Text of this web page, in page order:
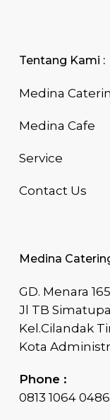
Tentang Kami :
Medina
Medina Cafe
Service
Contact Us
Medina
GD. Menara
Jl TB
Kel.Cilandak
Kota
Phone :
0813 1064 0486